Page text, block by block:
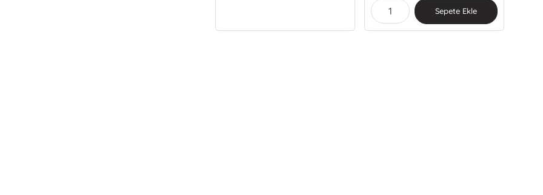
Sepete Ekle